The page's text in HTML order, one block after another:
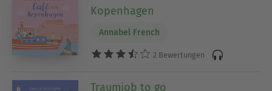
Kopenhagen
Annabel French
2 Bewertungen
Traumjob to go